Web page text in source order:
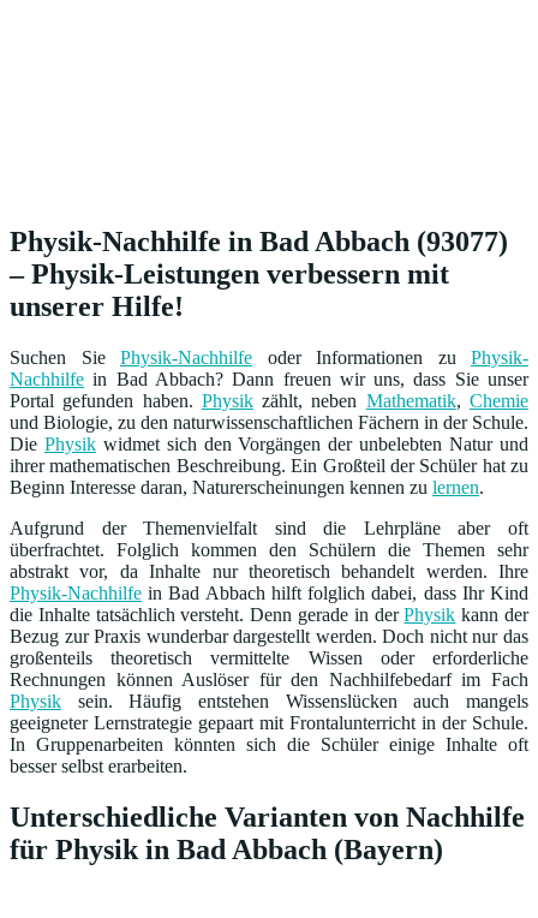
Physik-Nachhilfe in Bad Abbach (93077)
– Physik-Leistungen verbessern mit
unserer Hilfe!
Suchen Sie Physik-Nachhilfe oder Informationen zu Physik-
Nachhilfe in Bad Abbach? Dann freuen wir uns, dass Sie unser
Portal gefunden haben. Physikzählt, neben Mathematik,Chemie
und Biologie, zu den naturwissenschaftlichen Fächern in der Schule.
Die Physikwidmet sich den Vorgängen der unbelebten Natur und
ihrer mathematischen Beschreibung. Ein Großteil der Schüler hat zu
Beginn Interesse daran, Naturerscheinungen kennen zu lernen.
Aufgrund der Themenvielfalt sind die Lehrpläne aber oft
überfrachtet. Folglich kommen den Schülern die Themen sehr
abstrakt vor, da Inhalte nur theoretisch behandelt werden. Ihre
Physik-Nachhilfe in Bad Abbach hilft folglich dabei, dass Ihr Kind
die Inhalte tatsächlich versteht. Denn gerade in derPhysik kann der
Bezug zur Praxis wunderbar dargestellt werden. Doch nicht nur das
großenteils theoretisch vermittelte Wissen oder erforderliche
Rechnungen können Auslöser für den Nachhilfebedarf im Fach
Physik sein. Häufig entstehen Wissenslücken auch mangels
geeigneter Lernstrategie gepaart mit Frontalunterricht in der Schule.
In Gruppenarbeiten könnten sich die Schüler einige Inhalte oft
besser selbst erarbeiten.
Unterschiedliche Varianten von Nachhilfe
für Physik in Bad Abbach (Bayern)